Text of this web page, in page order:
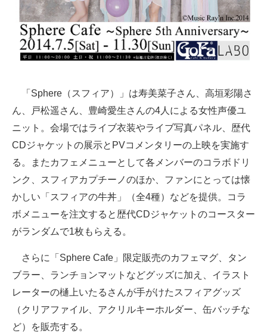
ちょっと気になるネットの話題
「Sphere（スフィア）」は寿美菜子さん、高垣彩陽さ
ん、戸松遥さん、豊崎愛生さんの4人による女性声優ユ
ニット。会場ではライブ衣装やライブ写真パネル、歴代
CDジャケットの展示とPVコメンタリーの上映を実施す
る。またカフェメニューとして各メンバーのコラボドリ
ンク、スフィアカプチーノのほか、ファンにとっては懐
かしい「スフィアの牛丼」（全4種）などを提供。コラ
ボメニューを注文すると歴代CDジャケットのコースター
がランダムで1枚もらえる。
さらに「Sphere Cafe」限定販売のカフェマグ、タン
ブラー、ランチョンマットなどグッズに加え、イラスト
レーターの樋上いたるさんが手がけたスフィアグッズ
（クリアファイル、アクリルキーホルダー、缶バッチな
ど）を販売する。